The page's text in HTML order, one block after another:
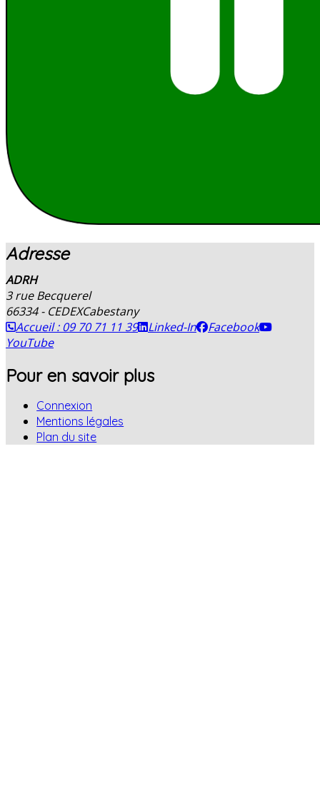
Adresse
ADRH
3 rue Becquerel
66334 - CEDEXCabestany
Accueil : 09 70 71 11 39
Linked-In
Facebook
YouTube
Pour en savoir plus
Connexion
Mentions légales
Plan du site